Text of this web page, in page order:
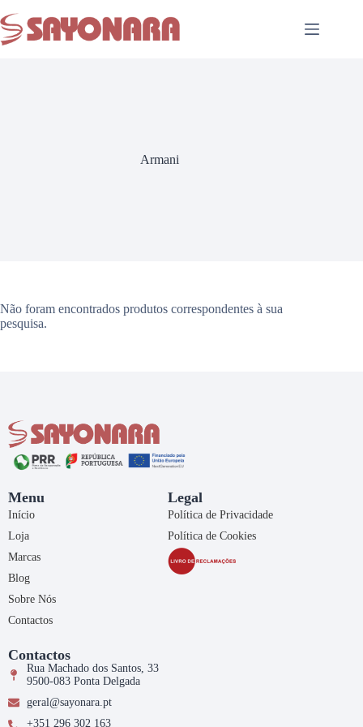
Armani
Não foram encontrados produtos correspondentes à sua
pesquisa.
Menu
Início
Loja
Marcas
Blog
Sobre Nós
Contactos
Legal
Política de Privacidade
Política de Cookies
Contactos
Rua Machado dos Santos, 33
9500-083 Ponta Delgada
geral@sayonara.pt
+351 296 302 163